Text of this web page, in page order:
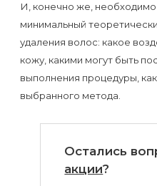
Виды
воска
для
депиляции
Эпиляция
депиляция?
И, конечно же,
минимальный
удаления волос: какое
кожу, какими могут быть
выполнения процедуры,
выбранного метода.
Остались
акции?